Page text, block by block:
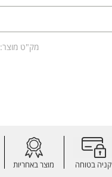
מק"ט מוצר: 7290014758933
קניה בטוחה מוצר באחריות